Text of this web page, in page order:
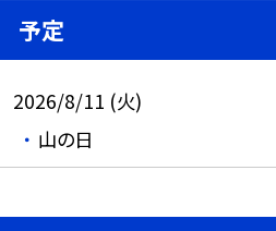
予定
2026/8/11 (火)
山の日